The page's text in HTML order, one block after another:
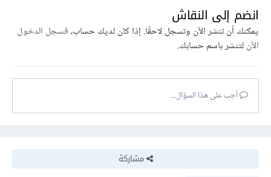
انضم إلى النقاش
يمكنك أن تنشر الآن وتسجل لاحقًا. إذا كان لديك حساب،فسجل الدخول
الآنلتنشر باسم حسابك.
أجب على هذا السؤال...
مشاركة